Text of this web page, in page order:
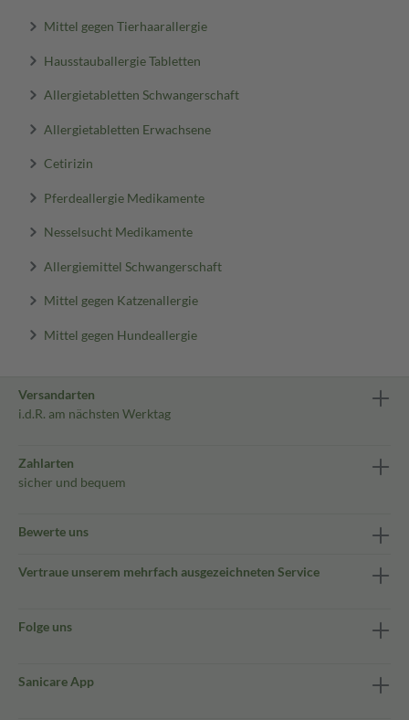
Mittel gegen Tierhaarallergie
Hausstauballergie Tabletten
Allergietabletten Schwangerschaft
Allergietabletten Erwachsene
Cetirizin
Pferdeallergie Medikamente
Nesselsucht Medikamente
Allergiemittel Schwangerschaft
Mittel gegen Katzenallergie
Mittel gegen Hundeallergie
Versandarten
i.d.R. am nächsten Werktag
Zahlarten
sicher und bequem
Bewerte uns
Vertraue unserem mehrfach ausgezeichneten Service
Folge uns
Sanicare App